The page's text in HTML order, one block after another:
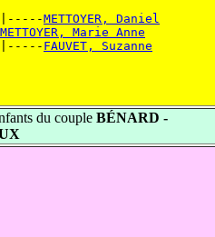
METTOYER, Daniel
METTOYER, Marie Anne
FAUVET, Suzanne
du couple BÉNARD -